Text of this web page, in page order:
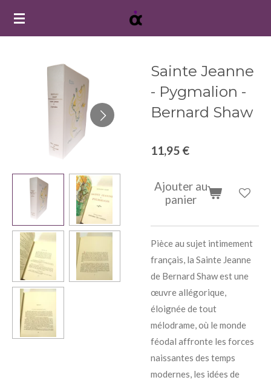
Passer
Sainte Jeanne
- Pygmalion -
Bernard Shaw
11,95 €
Ajouter au
panier
Pièce au sujet intimement
français, la Sainte Jeanne
de Bernard Shaw est une
œuvre allégorique,
éloignée de tout
mélodrame, où le monde
féodal affronte les forces
naissantes des temps
modernes, les idées de